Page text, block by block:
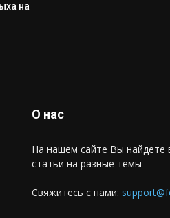
на
О нас
На нашем сайте Вы найдете
статьи на разные темы
Свяжитесь с нами: